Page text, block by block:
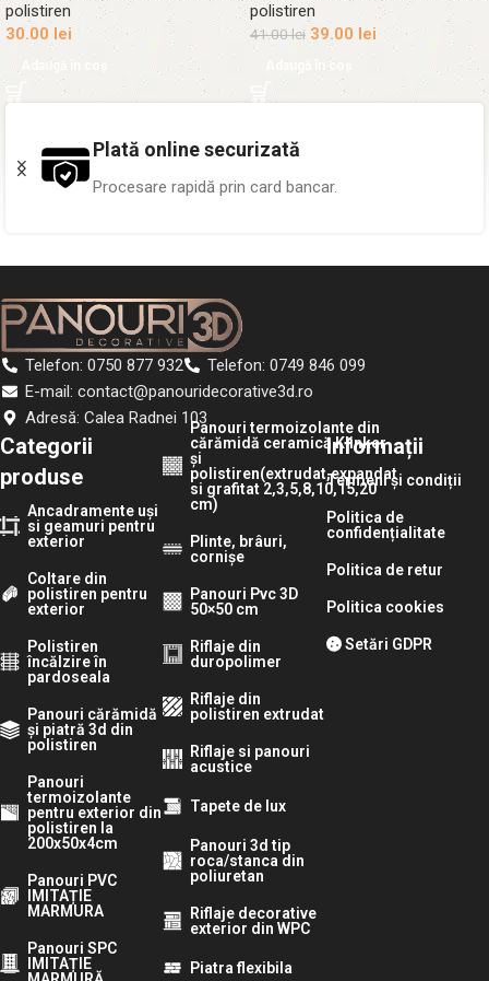
polistiren
30.00 lei
Adaugă în coș
polistiren
41.00lei 39.00 lei
Adaugă în coș
Plată online securizată
Procesare rapidă prin card bancar.
Telefon: 0750 877 932
Telefon: 0749 846 099
E-mail: contact@panouridecorative3d.ro
Adresă: Calea Radnei 103
Categorii
produse
Ancadramente uși
si geamuri pentru
exterior
Coltare din
polistiren pentru
exterior
Polistiren
încălzire în
pardoseala
Panouri cărămidă
și piatră 3d din
polistiren
Panouri
termoizolante
pentru exterior din
polistiren la
200x50x4cm
Panouri PVC
IMITAȚIE
MARMURA
Panouri SPC
IMITAȚIE
Panouri termoizolante din
cărămidă ceramică Klinker
și
polistiren(extrudat,expandat
si grafitat 2,3,5,8,10,15,20
cm)
Plinte, brâuri,
cornișe
Panouri Pvc 3D
50×50 cm
Riflaje din
duropolimer
Riflaje din
polistiren extrudat
Riflaje si panouri
acustice
Tapete de lux
Panouri 3d tip
roca/stanca din
poliuretan
Riflaje decorative
exterior din WPC
Piatra flexibila
Informații
Termeni și condiții
Politica de
confidențialitate
Politica de retur
Politica cookies
Setări GDPR